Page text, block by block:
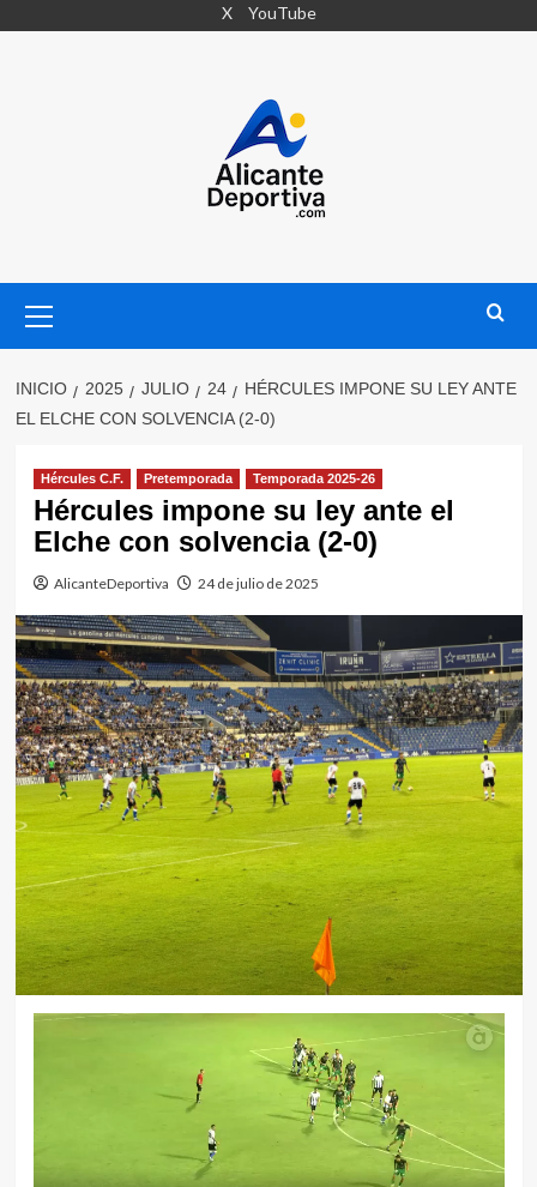
X YouTube
primario
INICIO 2025 JULIO 24
HÉRCULES IMPONE SU LEY ANTE
EL ELCHE CON SOLVENCIA (2-0)
Hércules C.F. Pretemporada Temporada 2025-26
Hércules impone su ley ante el
Elche con solvencia (2-0)
AlicanteDeportiva 24 de julio de 2025